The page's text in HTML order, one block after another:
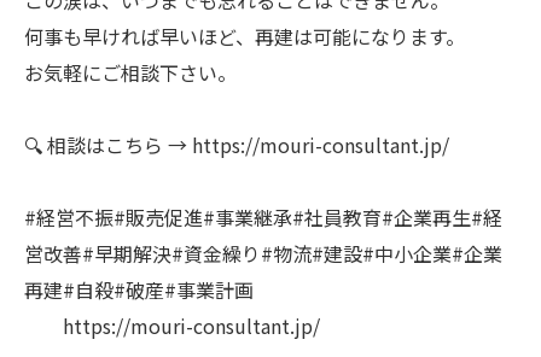
何事も早ければ早いほど、再建は可能になります。
お気軽にご相談下さい。
🔍 相談はこちら → https://mouri-consultant.jp/
#経営不振#販売促進#事業継承#社員教育#企業再生#経
営改善#早期解決#資金繰り#物流#建設#中小企業#企業
再建#自殺#破産#事業計画
https://mouri-consultant.jp/